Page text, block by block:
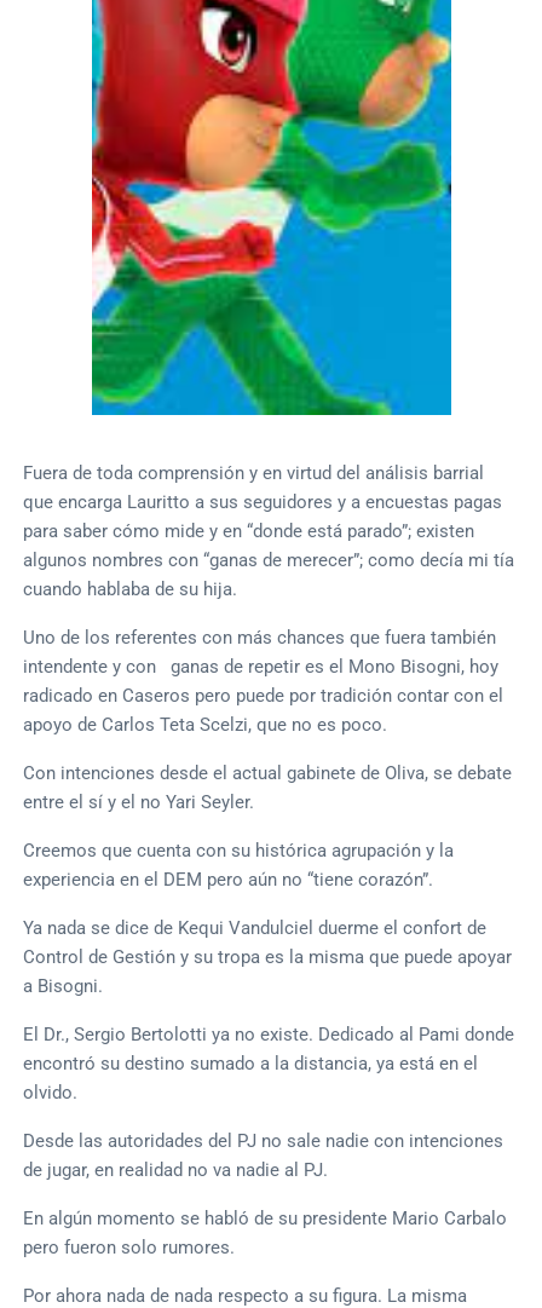
Fuera de toda comprensión y en virtud del análisis barrial
que encarga Lauritto a sus seguidores y a encuestas pagas
para saber cómo mide y en “donde está parado”; existen
algunos nombres con “ganas de merecer”; como decía mi tía
cuando hablaba de su hija.
Uno de los referentes con más chances que fuera también
intendente y con ganas de repetir es el Mono Bisogni, hoy
radicado en Caseros pero puede por tradición contar con el
apoyo de Carlos Teta Scelzi, que no es poco.
Con intenciones desde el actual gabinete de Oliva, se debate
entre el sí y el no Yari Seyler.
Creemos que cuenta con su histórica agrupación y la
experiencia en el DEM pero aún no “tiene corazón”.
Ya nada se dice de Kequi Vandulciel duerme el confort de
Control de Gestión y su tropa es la misma que puede apoyar
a Bisogni.
El Dr., Sergio Bertolotti ya no existe. Dedicado al Pami donde
encontró su destino sumado a la distancia, ya está en el
olvido.
Desde las autoridades del PJ no sale nadie con intenciones
de jugar, en realidad no va nadie al PJ.
En algún momento se habló de su presidente Mario Carbalo
pero fueron solo rumores.
Por ahora nada de nada respecto a su figura. La misma